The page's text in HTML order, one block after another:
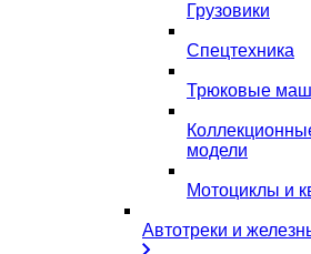
Грузовики
Спецтехника
Трюковые
модели
Мотоциклы и
Автотреки и